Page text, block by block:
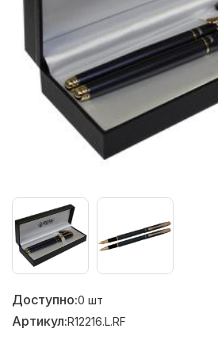
Доступно:0 шт
Артикул:R12216.L.RF